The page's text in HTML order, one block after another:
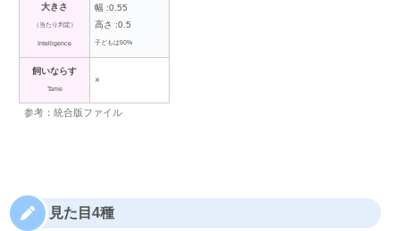
大きさ
（当たり判定）
Intelligence
幅 :0.55
高さ :0.5
子どもは50%
飼いならす
Tame
×
参考：統合版ファイル
見た目4種